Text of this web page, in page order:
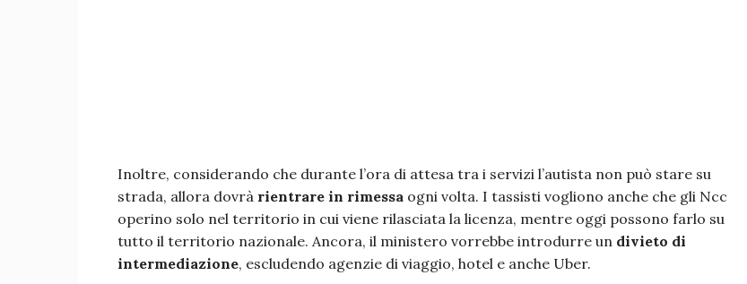
Inoltre, considerando che durante l’ora di attesa tra i servizi l’autista non può stare su
strada, allora dovrà rientrare in rimessa ogni volta. I tassisti vogliono anche che gli Ncc
operino solo nel territorio in cui viene rilasciata la licenza, mentre oggi possono farlo su
tutto il territorio nazionale. Ancora, il ministero vorrebbe introdurre un divieto di
intermediazione, escludendo agenzie di viaggio, hotel e anche Uber.